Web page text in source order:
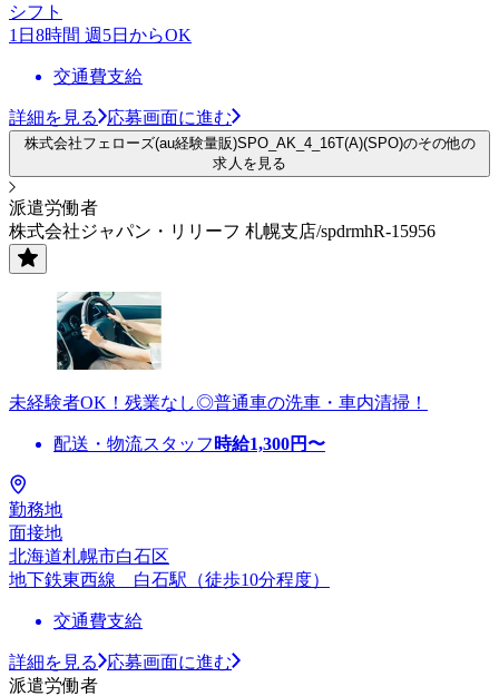
シフト
1日8時間 週5日からOK
交通費支給
詳細を見る 応募画面に進む
株式会社フェローズ(au経験量販)SPO_AK_4_16T(A)(SPO)のその他の
求人を見る
派遣労働者
株式会社ジャパン・リリーフ 札幌支店/spdrmhR-15956
未経験者OK！残業なし◎普通車の洗車・車内清掃！
配送・物流スタッフ 時給1,300円〜
勤務地
面接地
北海道札幌市白石区
地下鉄東西線 白石駅（徒歩10分程度）
交通費支給
詳細を見る
応募画面に進む
派遣労働者